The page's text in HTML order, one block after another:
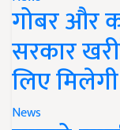
गोबर और
सरकार
लिए
News